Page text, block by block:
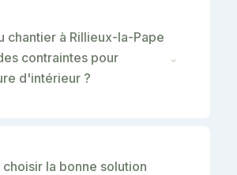
chantier à Rillieux-la-Pape
contraintes pour
d'intérieur ?
⌄
la bonne solution